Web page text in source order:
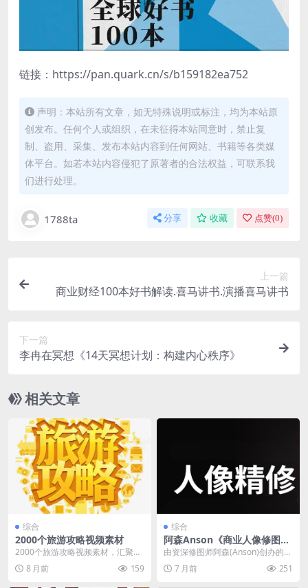
链接：https://pan.quark.cn/s/b159182ea752
声明：本站所有文章，如无特殊说明或标注，均为本站原
创发布。任何个人或组织，在未征得本站同意时，禁止复
制、盗用、采集、发布本站内容到任何网站、书籍等各类媒
体平台。如若本站内容侵犯了原著者的合法权益，可联系我
们进行处理。
1788ta 分享 收藏 点赞(0)
上一篇
商业财经100本好书解读.喜马讲书.演播喜马讲书
下一篇
李冉在冥想《14天冥想计划：构建内心秩序》
相关文章
综合
2000个旅游攻略视频素材
2000个旅游攻略视频素材，汇聚全
球热门旅行目的地与独特体验。涵
盖自然风光、历史...
8 月前 159
综合
阿森Anson《商业人像修图
课》
由资深修图师阿森(Anson)创办的专
业培训课程，专注于商业广告级人
像精修技术的...
7 月前 251